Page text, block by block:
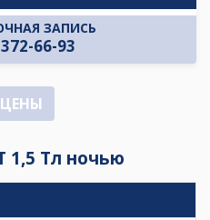
ЗАПИСЬ
66-93
1,5 Тл ночью